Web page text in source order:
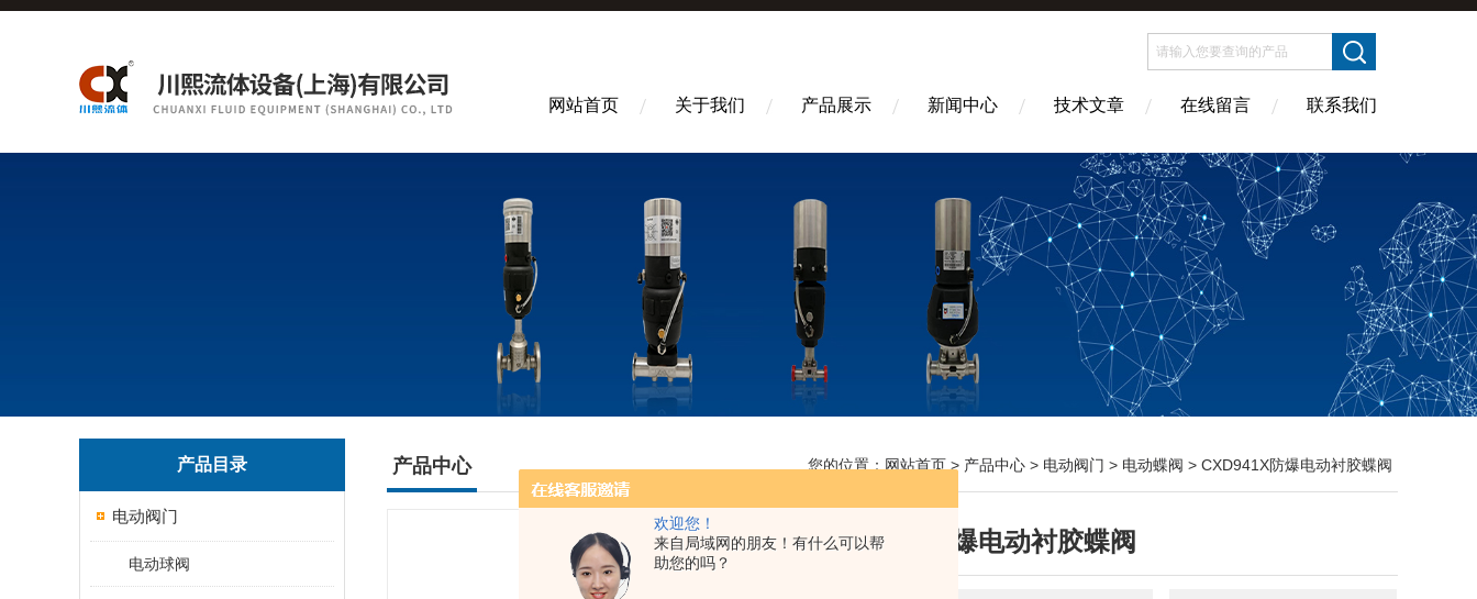
欢迎您！
来自局域网的朋友！有什么可以帮
助您的吗？
网站首页 关于我们 产品展示 新闻中心 技术文章 在线留言 联系我们
产品目录
电动阀门
电动球阀
产品中心 您的位置： 网站首页 > 产品中心 > 电动阀门 > 电动蝶阀 > CXD941X防爆电动衬胶蝶阀
防爆电动衬胶蝶阀